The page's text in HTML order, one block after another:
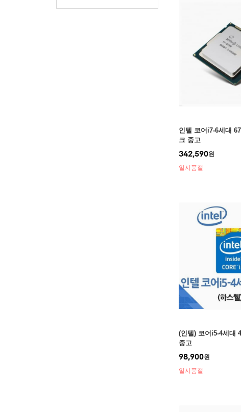
인텔 코어i7-6세대
크 중고
342,590원
일시품절
(인텔) 코어i5-4세대
중고
98,900원
일시품절